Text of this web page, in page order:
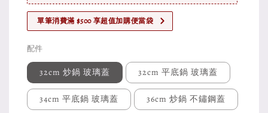
單筆消費滿 $500 享超值加購便當袋
配件
32cm 炒鍋 玻璃蓋 32cm 平底鍋 玻璃蓋
34cm 平底鍋 玻璃蓋 36cm 炒鍋 不鏽鋼蓋